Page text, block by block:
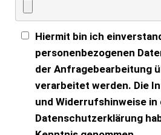
Hiermit bin ich
personenbezogenen
der Anfragebearbeitung
verarbeitet werden. Die
und Widerrufshinweise in
Datenschutzerklärung